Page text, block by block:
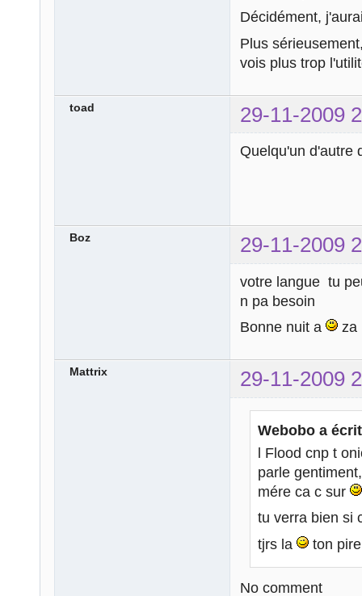
Décidément,
Plus
vois plus trop
toad 29-11-2009
Quelqu'un d'autre
Boz 29-11-2009
votre langue tu
n pa besoin
Bonne nuit a
za
Mattrix 29-11-2009
Webobo a
l Flood cnp t
parle
mére ca c sur
tu verra bien si
tjrs la
ton
No comment